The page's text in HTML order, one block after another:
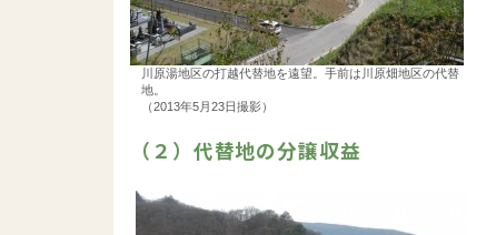
川原湯地区の打越代替地を遠望。手前は川原畑地区の代替
地。
（2013年5月23日撮影）
（２）代替地の分譲収益